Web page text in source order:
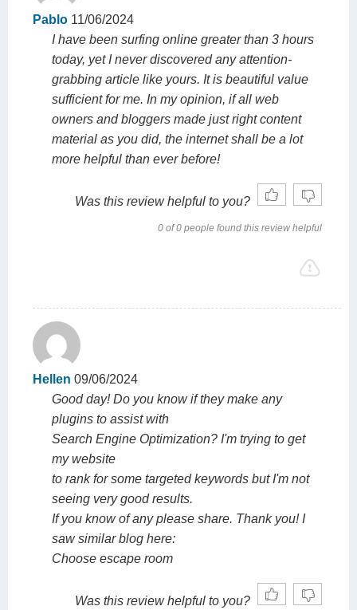
Pablo 11/06/2024
I have been surfing online greater than 3 hours
today, yet I never discovered any attention-
grabbing article like yours. It is beautiful value
sufficient for me. In my opinion, if all web
owners and bloggers made just right content
material as you did, the internet shall be a lot
more helpful than ever before!
Was this review helpful to you?
0 of 0 people found this review helpful
Hellen 09/06/2024
Good day! Do you know if they make any
plugins to assist with
Search Engine Optimization? I'm trying to get
my website
to rank for some targeted keywords but I'm not
seeing very good results.
If you know of any please share. Thank you! I
saw similar blog here:
Choose escape room
Was this review helpful to you?